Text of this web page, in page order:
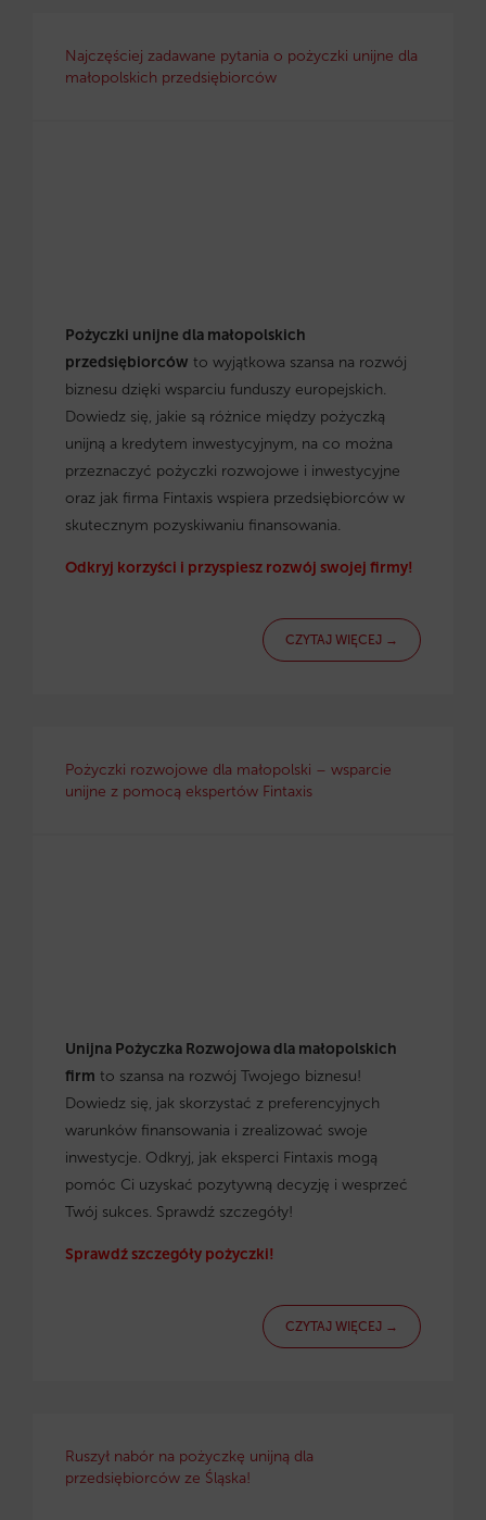
Najczęściej zadawane pytania o pożyczki unijne dla
małopolskich przedsiębiorców
Pożyczki unijne dla małopolskich
przedsiębiorców to wyjątkowa szansa na rozwój
biznesu dzięki wsparciu funduszy europejskich.
Dowiedz się, jakie są różnice między pożyczką
unijną a kredytem inwestycyjnym, na co można
przeznaczyć pożyczki rozwojowe i inwestycyjne
oraz jak firma Fintaxis wspiera przedsiębiorców w
skutecznym pozyskiwaniu finansowania.
Odkryj korzyści i przyspiesz rozwój swojej firmy!
CZYTAJ WIĘCEJ →
Pożyczki rozwojowe dla małopolski – wsparcie
unijne z pomocą ekspertów Fintaxis
Unijna Pożyczka Rozwojowa dla małopolskich
firm to szansa na rozwój Twojego biznesu!
Dowiedz się, jak skorzystać z preferencyjnych
warunków finansowania i zrealizować swoje
inwestycje. Odkryj, jak eksperci Fintaxis mogą
pomóc Ci uzyskać pozytywną decyzję i wesprzeć
Twój sukces. Sprawdź szczegóły!
Sprawdź szczegóły pożyczki!
CZYTAJ WIĘCEJ →
Ruszył nabór na pożyczkę unijną dla
przedsiębiorców ze Śląska!